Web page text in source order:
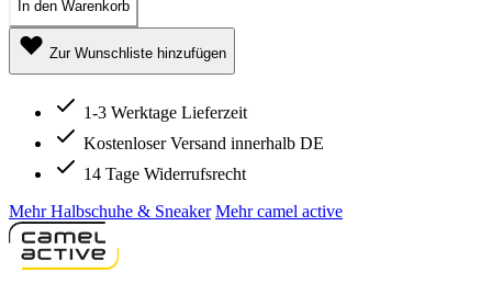
In den Warenkorb
Zur Wunschliste hinzufügen
1-3 Werktage Lieferzeit
Kostenloser Versand innerhalb DE
14 Tage Widerrufsrecht
Mehr Halbschuhe & Sneaker Mehr camel active